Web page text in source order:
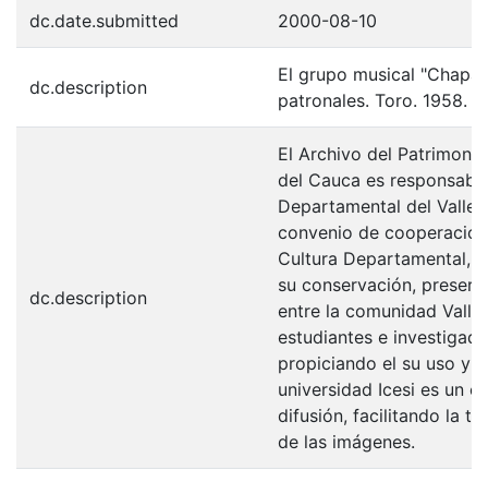
dc.date.submitted 2000-08-10
dc.description
El grupo musical
patronales. Toro. 1958.
dc.description
El Archivo del
del Cauca es
Departamental del Valle
convenio de
Cultura Departamental,
su conservación,
entre la comunidad
estudiantes e
propiciando el su uso y
universidad Icesi es un
difusión, facilitando la
de las imágenes.